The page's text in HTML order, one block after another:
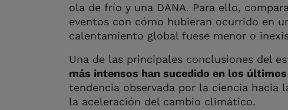
ola de frío y una DANA. Para ello,
eventos con cómo hubieran ocurrido en
calentamiento global fuese menor o
Una de las principales conclusiones del
más intensos han sucedido en los
tendencia observada por la ciencia hacia
la aceleración del cambio climático.